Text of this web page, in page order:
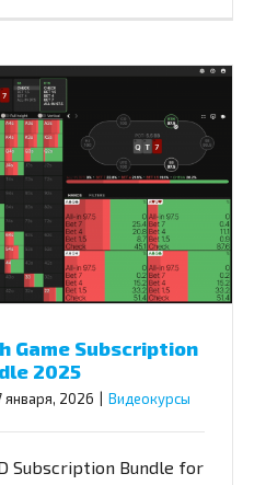
Game Subscription
2025
января, 2026 Видеокурсы
Subscription Bundle for